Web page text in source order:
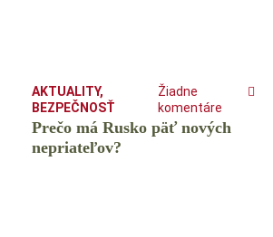
AKTUALITY,
BEZPEČNOSŤ
Žiadne
komentáre
Prečo má Rusko päť nových
nepriateľov?